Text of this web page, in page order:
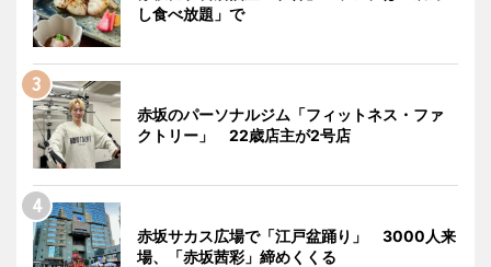
し食べ放題」で
赤坂のパーソナルジム「フィットネス・ファ
クトリー」 22歳店主が2号店
赤坂サカス広場で「江戸盆踊り」 3000人来
場、「赤坂茜彩」締めくくる